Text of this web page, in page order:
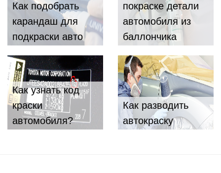
Как подобрать
карандаш для
подкраски авто
покраске детали
автомобиля из
баллончика
Как узнать код
краски
автомобиля?
Как разводить
автокраску